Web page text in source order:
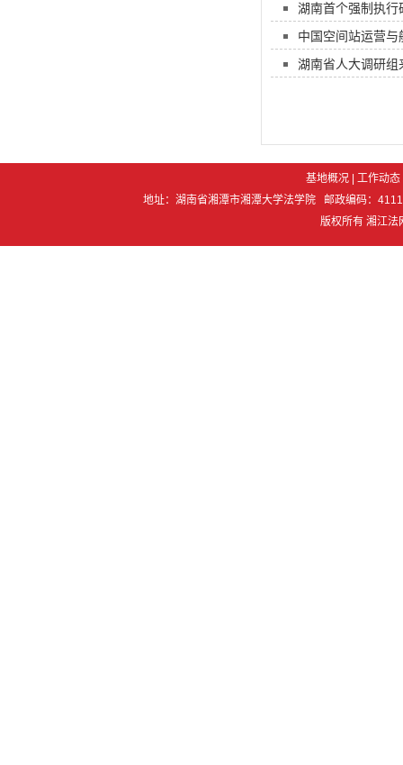
湖南首个强制执行
中国空间站运营
湖南省人大调研组
基地概况 |工作动态
地址：湖南省湘潭市湘潭大学法学院 邮政编码：
版权所有 湘江